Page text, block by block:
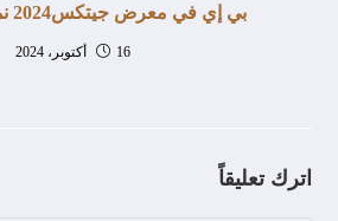
بي إي في معرض جيتكس2024 نموذج للابتكار.
16 أكتوبر، 2024
اترك تعليقاً